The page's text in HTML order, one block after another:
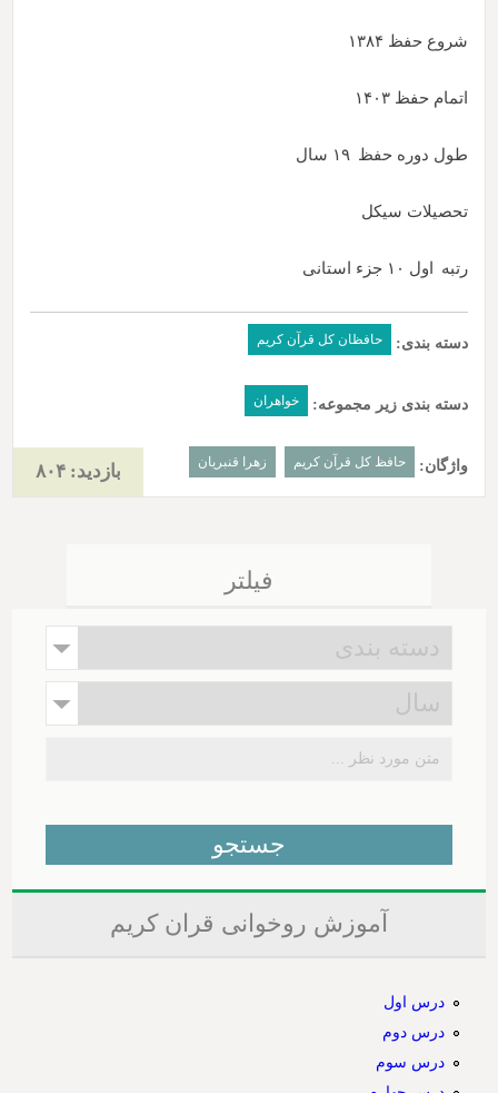
شروع حفظ ۱۳۸۴
اتمام حفظ۱۴۰۳
طول دوره حفظ ۱۹ سال
تحصیلات سیکل
رتبه اول ۱۰ جزء استانی
دسته بندی: حافظان کل قرآن کریم
دسته بندی زیر مجموعه: خواهران
واژگان: حافظ کل قرآن کریم زهرا قنبریان بازدید: ۸۰۴
فیلتر
آموزش روخوانی قران کریم
درس اول
درس دوم
درس سوم